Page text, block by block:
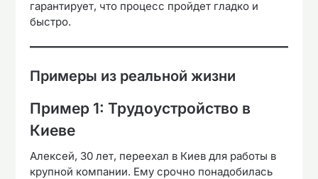
гарантирует, что процесс пройдет гладко и
быстро.
Примеры из реальной жизни
Пример 1: Трудоустройство в
Киеве
Алексей, 30 лет, переехал в Киев для работы в
крупной компании. Ему срочно понадобилась